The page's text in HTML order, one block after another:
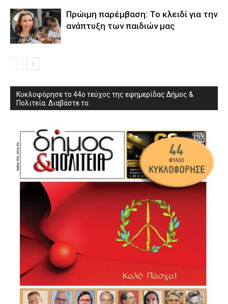
Πρώιμη παρέμβαση: Το κλειδί για την
ανάπτυξη των παιδιών µας
Κυκλοφόρησε το 44ο τεύχος της εφημερίδας Δήμος &
Πολιτεία. Διαβάστε το: